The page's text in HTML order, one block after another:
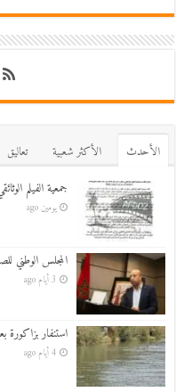
اﻷحدث اﻷكثر شعبية تعاليق
جمعية الفيلم
يومين ago
المجلس الوطني
3 أيام ago
استنفار بزاكورة
4 أيام ago